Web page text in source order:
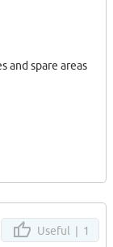
and spare areas
Useful | 1